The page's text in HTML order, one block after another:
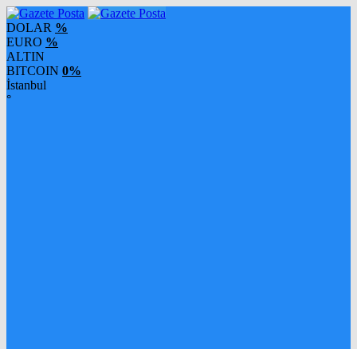
DOLAR %
EURO %
ALTIN
BITCOIN 0%
İstanbul
°